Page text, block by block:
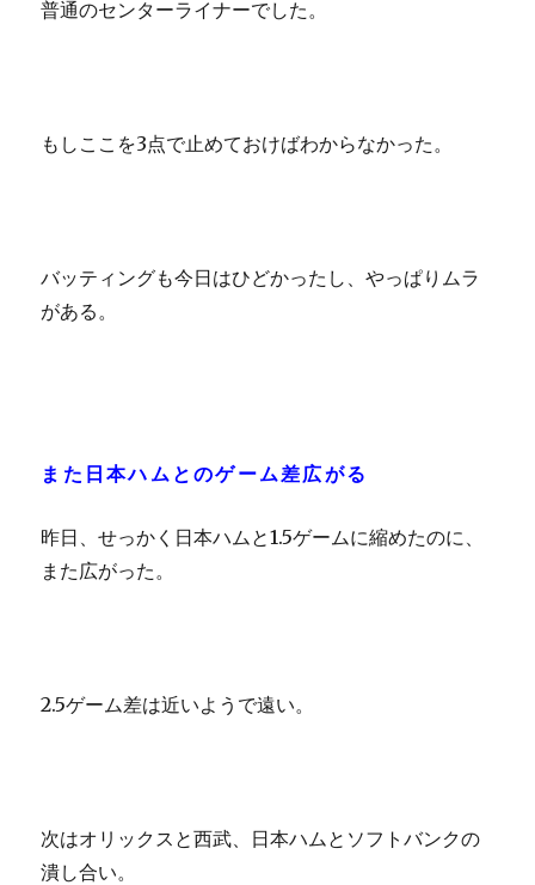
普通のセンターライナーでした。
もしここを3点で止めておけばわからなかった。
バッティングも今日はひどかったし、やっぱりムラ
がある。
また日本ハムとのゲーム差広がる
昨日、せっかく日本ハムと1.5ゲームに縮めたのに、
また広がった。
2.5ゲーム差は近いようで遠い。
次はオリックスと西武、日本ハムとソフトバンクの
潰し合い。